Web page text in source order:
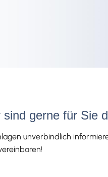
gerne für Sie
unverbindlich